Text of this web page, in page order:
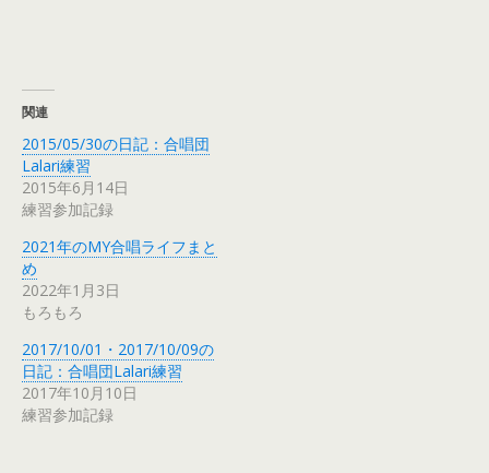
関連
2015/05/30の日記：合唱団
Lalari練習
2015年6月14日
練習参加記録
2021年のMY合唱ライフまと
め
2022年1月3日
もろもろ
2017/10/01・2017/10/09の
日記：合唱団Lalari練習
2017年10月10日
練習参加記録